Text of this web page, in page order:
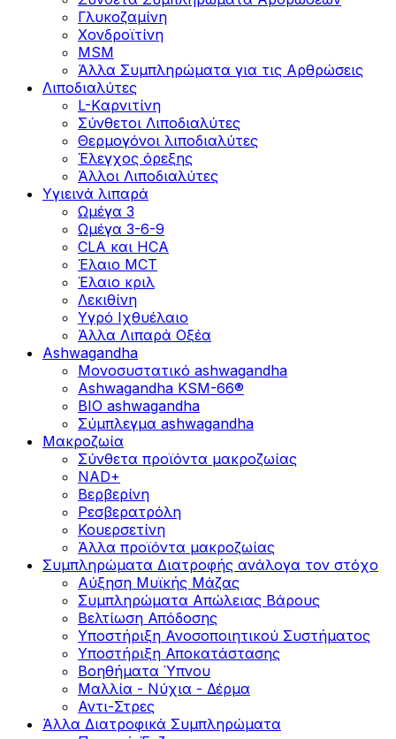
Γλυκοζαμίνη
Χονδροϊτίνη
MSM
Άλλα Συμπληρώματα για τις Αρθρώσεις
Λιποδιαλύτες
L-Kαρνιτίνη
Σύνθετοι Λιποδιαλύτες
Θερμογόνοι λιποδιαλύτες
Έλεγχος όρεξης
Άλλοι Λιποδιαλύτες
Υγιεινά λιπαρά
Ωμέγα 3
Ωμέγα 3-6-9
CLA και HCA
Έλαιο MCT
Έλαιο κριλ
Λεκιθίνη
Υγρό Ιχθυέλαιο
Άλλα Λιπαρά Οξέα
Ashwagandha
Μονοσυστατικό ashwagandha
Ashwagandha KSM-66®
BIO ashwagandha
Σύμπλεγμα ashwagandha
Μακροζωία
Σύνθετα προϊόντα μακροζωίας
NAD+
Βερβερίνη
Ρεσβερατρόλη
Κουερσετίνη
Άλλα προϊόντα μακροζωίας
Συμπληρώματα Διατροφής ανάλογα τον στόχο
Αύξηση Μυϊκής Μάζας
Συμπληρώματα Aπώλειας Βάρους
Βελτίωση Απόδοσης
Υποστήριξη Ανοσοποιητικού Συστήματος
Yποστήριξη Αποκατάστασης
Βοηθήματα Ύπνου
Μαλλία - Νύχια - Δέρμα
Αντι-Στρες
Άλλα Διατροφικά Συμπληρώματα